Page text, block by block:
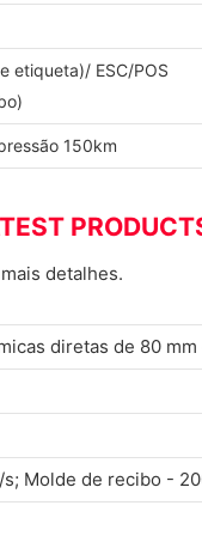
etiqueta)/ ESC/POS
150km
detalhes.
diretas de 80
Molde de recibo -